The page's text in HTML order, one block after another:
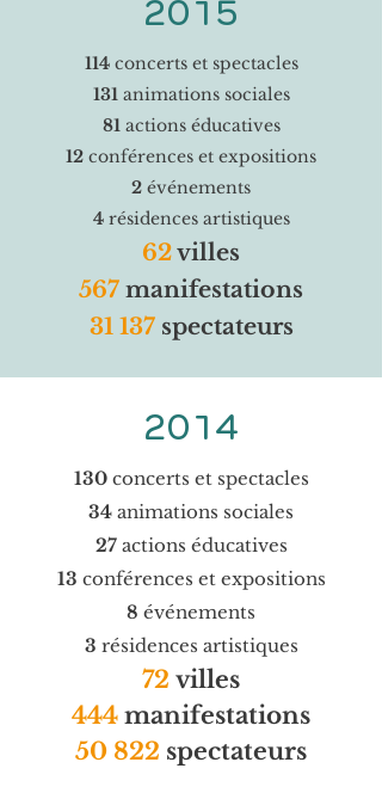
2015
114 concerts et spectacles
131animations sociales
81actions éducatives
12 conférences et expositions
2 événements
4résidences artistiques
62villes
567 manifestations
31 137spectateurs
2014
130concerts et spectacles
34 animations sociales
27actions éducatives
13 conférences et expositions
8 événements
3 résidences artistiques
72 villes
444 manifestations
50 822 spectateurs